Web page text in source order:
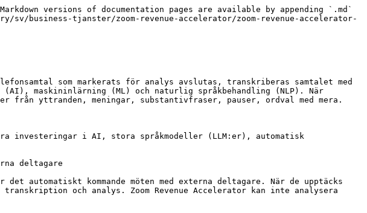
versions of documentation pages are available by appending `.md`
business-tjanster/zoom-revenue-accelerator/zoom-revenue-accelerator-
som markerats för analys avslutas, transkriberas samtalet med
maskininlärning (ML) och naturlig språkbehandling (NLP). När
yttranden, meningar, substantivfraser, pauser, ordval med mera.
investeringar i AI, stora språkmodeller (LLM:er), automatisk
deltagare
automatiskt kommande möten med externa deltagare. När de upptäcks
och analys. Zoom Revenue Accelerator kan inte analysera